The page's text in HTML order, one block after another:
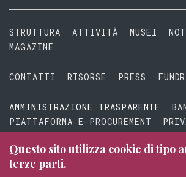
STRUTTURA ATTIVITÀ MUSEI
MAGAZINE
CONTATTI RISORSE PRESS
AMMINISTRAZIONE TRASPARENTE
PIATTAFORMA E-PROCUREMENT
TERMINI E CONDIZIONI
Questo sito utilizza cookie di tipo
terze parti.